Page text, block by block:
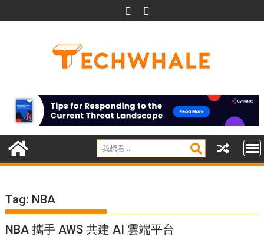
to
Tag: NBA
NBA 攜手 AWS 共建 AI 雲端平台